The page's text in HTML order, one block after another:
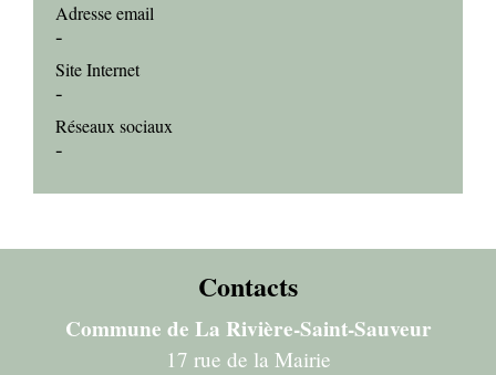
Adresse email
-
Site Internet
-
Réseaux sociaux
-
Contacts
Commune de La Rivière-Saint-Sauveur
17 rue de la Mairie